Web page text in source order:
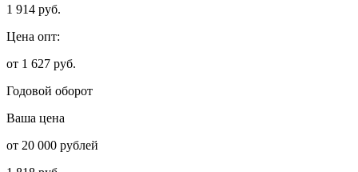
1 914 руб.
Цена опт:
от 1 627 руб.
Годовой оборот
Ваша цена
от 20 000 рублей